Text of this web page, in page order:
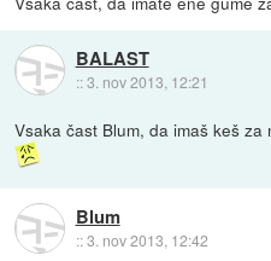
BALAST
::3. nov 2013, 12:21
Vsaka čast Blum, da imaš keš
Blum
::3. nov 2013, 12:42